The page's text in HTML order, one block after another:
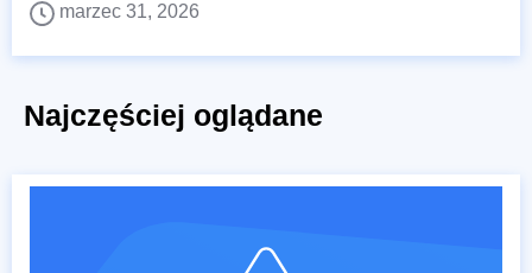
marzec 31, 2026
Najczęściej oglądane